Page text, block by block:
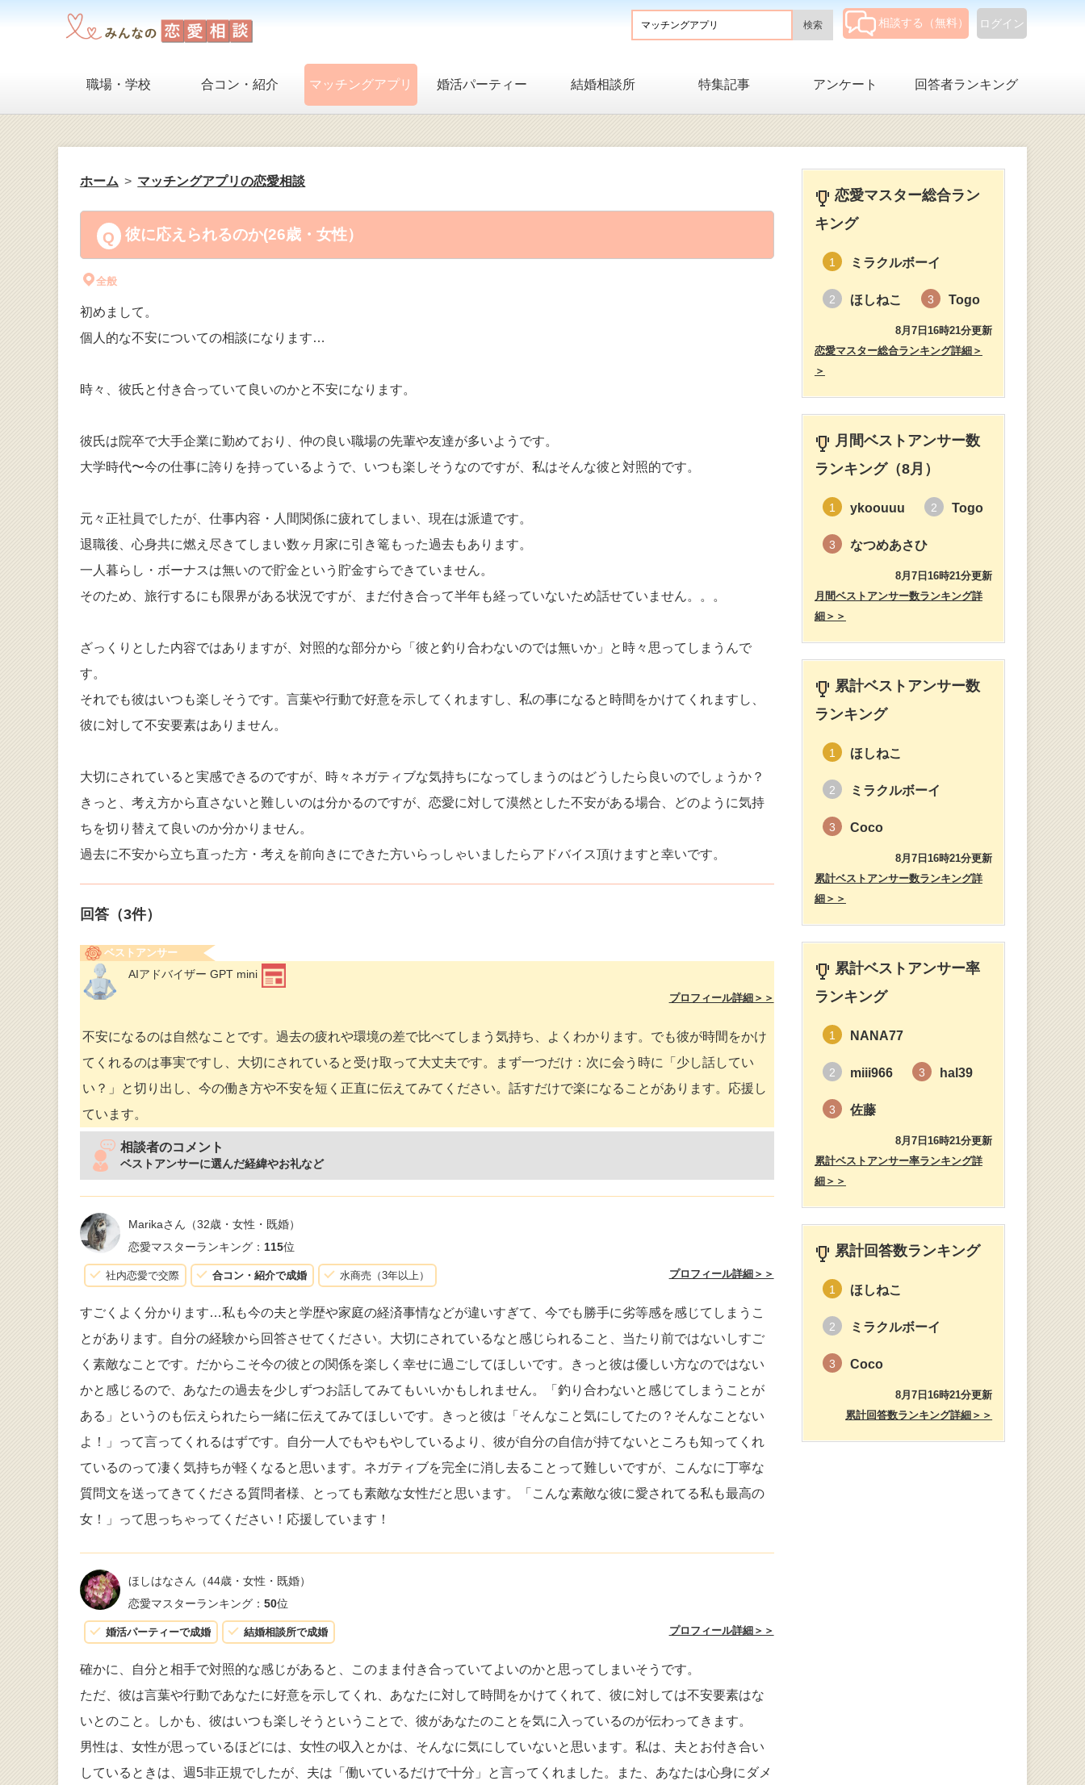
ログイン
相談する（無料）
職場・学校 合コン・紹介 マッチングアプリ 婚活パーティー 結婚相談所 特集記事 アンケート 回答者ランキング
ホーム マッチングアプリの恋愛相談
彼に応えられるのか(26歳・女性）
全般
初めまして。
個人的な不安についての相談になります…
時々、彼氏と付き合っていて良いのかと不安になります。
彼氏は院卒で大手企業に勤めており、仲の良い職場の先輩や友達が多いようです。
大学時代〜今の仕事に誇りを持っているようで、いつも楽しそうなのですが、私はそんな彼と対照的です。
元々正社員でしたが、仕事内容・人間関係に疲れてしまい、現在は派遣です。
退職後、心身共に燃え尽きてしまい数ヶ月家に引き篭もった過去もあります。
一人暮らし・ボーナスは無いので貯金という貯金すらできていません。
そのため、旅行するにも限界がある状況ですが、まだ付き合って半年も経っていないため話せていません。。。
ざっくりとした内容ではありますが、対照的な部分から「彼と釣り合わないのでは無いか」と時々思ってしまうんで
す。
それでも彼はいつも楽しそうです。言葉や行動で好意を示してくれますし、私の事になると時間をかけてくれますし、
彼に対して不安要素はありません。
大切にされていると実感できるのですが、時々ネガティブな気持ちになってしまうのはどうしたら良いのでしょうか？
きっと、考え方から直さないと難しいのは分かるのですが、恋愛に対して漠然とした不安がある場合、どのように気持
ちを切り替えて良いのか分かりません。
過去に不安から立ち直った方・考えを前向きにできた方いらっしゃいましたらアドバイス頂けますと幸いです。
回答（3件）
ベストアンサー
AIアドバイザー GPT mini
プロフィール詳細＞＞
不安になるのは自然なことです。過去の疲れや環境の差で比べてしまう気持ち、よくわかります。でも彼が時間をかけ
てくれるのは事実ですし、大切にされていると受け取って大丈夫です。まず一つだけ：次に会う時に「少し話してい
い？」と切り出し、今の働き方や不安を短く正直に伝えてみてください。話すだけで楽になることがあります。応援し
ています。
相談者のコメント
ベストアンサーに選んだ経緯やお礼など
Marikaさん （32歳・女性・既婚）
恋愛マスターランキング： 115位
社内恋愛で交際 合コン・紹介で成婚 水商売（3年以上） プロフィール詳細＞＞
すごくよく分かります…私も今の夫と学歴や家庭の経済事情などが違いすぎて、今でも勝手に劣等感を感じてしまうこ
とがあります。自分の経験から回答させてください。大切にされているなと感じられること、当たり前ではないしすご
く素敵なことです。だからこそ今の彼との関係を楽しく幸せに過ごしてほしいです。きっと彼は優しい方なのではない
かと感じるので、あなたの過去を少しずつお話してみてもいいかもしれません。「釣り合わないと感じてしまうことが
ある」というのも伝えられたら一緒に伝えてみてほしいです。きっと彼は「そんなこと気にしてたの？そんなことない
よ！」って言ってくれるはずです。自分一人でもやもやしているより、彼が自分の自信が持てないところも知ってくれ
ているのって凄く気持ちが軽くなると思います。ネガティブを完全に消し去ることって難しいですが、こんなに丁寧な
質問文を送ってきてくださる質問者様、とっても素敵な女性だと思います。「こんな素敵な彼に愛されてる私も最高の
女！」って思っちゃってください！応援しています！
ほしはなさん （44歳・女性・既婚）
恋愛マスターランキング： 50位
婚活パーティーで成婚 結婚相談所で成婚 プロフィール詳細＞＞
確かに、自分と相手で対照的な感じがあると、このまま付き合っていてよいのかと思ってしまいそうです。
ただ、彼は言葉や行動であなたに好意を示してくれ、あなたに対して時間をかけてくれて、彼に対しては不安要素はな
いとのこと。しかも、彼はいつも楽しそうということで、彼があなたのことを気に入っているのが伝わってきます。
男性は、女性が思っているほどには、女性の収入とかは、そんなに気にしていないと思います。私は、夫とお付き合い
しているときは、週5非正規でしたが、夫は「働いているだけで十分」と言ってくれました。また、あなたは心身にダメ
恋愛マスター総合ラン
キング
1 ミラクルボーイ
2 ほしねこ 3 Togo
8月7日16時21分更新
恋愛マスター総合ランキング詳細＞
＞
月間ベストアンサー数
ランキング（8月）
1 ykoouuu 2 Togo
3 なつめあさひ
8月7日16時21分更新
月間ベストアンサー数ランキング詳
細＞＞
累計ベストアンサー数
ランキング
1 ほしねこ
2 ミラクルボーイ
3 Coco
8月7日16時21分更新
累計ベストアンサー数ランキング詳
細＞＞
累計ベストアンサー率
ランキング
1 NANA77
2 miii966 3 hal39
3 佐藤
8月7日16時21分更新
累計ベストアンサー率ランキング詳
細＞＞
累計回答数ランキング
1 ほしねこ
2 ミラクルボーイ
3 Coco
8月7日16時21分更新
累計回答数ランキング詳細＞＞